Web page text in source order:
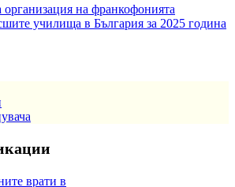
на франкофонията
училища в България за 2025 година
врати в